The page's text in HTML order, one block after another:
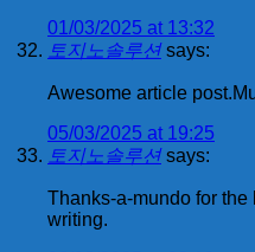
01/03/2025 at 13:32
토지노솔루션 says:
Awesome article
05/03/2025 at 19:25
토지노솔루션 says:
Thanks-a-mundo for
writing.